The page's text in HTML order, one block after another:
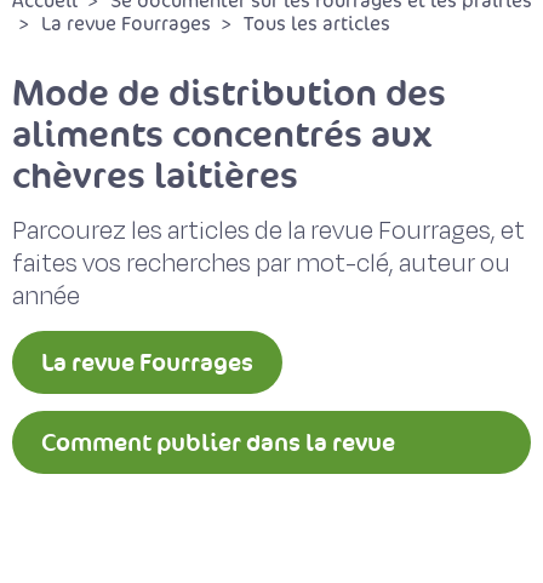
La revue Fourrages
Tous les articles
Mode de distribution des
aliments concentrés aux
chèvres laitières
Parcourez les articles de la revue Fourrages, et
faites vos recherches par mot-clé, auteur ou
année
La revue Fourrages
Comment publier dans la revue